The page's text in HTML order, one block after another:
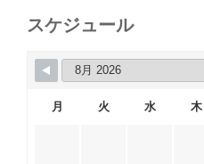
スケジュール
月 火 水 木